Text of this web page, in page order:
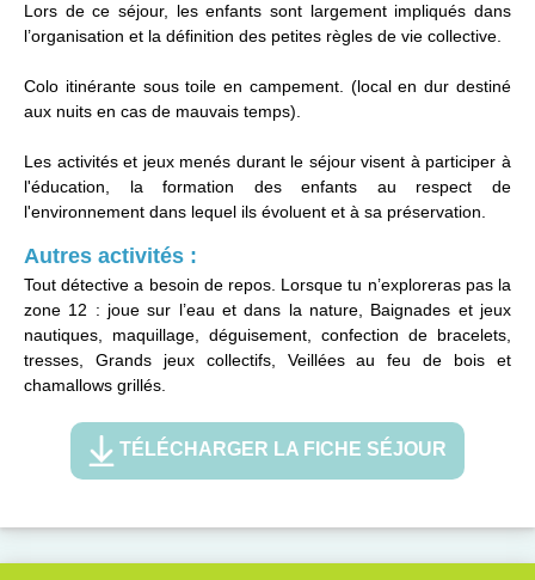
Lors de ce séjour, les enfants sont largement impliqués dans
l’organisation et la définition des petites règles de vie collective.
Colo itinérante sous toile en campement. (local en dur destiné
aux nuits en cas de mauvais temps).
Les activités et jeux menés durant le séjour visent à participer à
l'éducation, la formation des enfants au respect de
l'environnement dans lequel ils évoluent et à sa préservation.
Autres activités :
Tout détective a besoin de repos. Lorsque tu n’exploreras pas la
zone 12 : joue sur l’eau et dans la nature, Baignades et jeux
nautiques, maquillage, déguisement, confection de bracelets,
tresses, Grands jeux collectifs, Veillées au feu de bois et
chamallows grillés.
TÉLÉCHARGER LA FICHE SÉJOUR